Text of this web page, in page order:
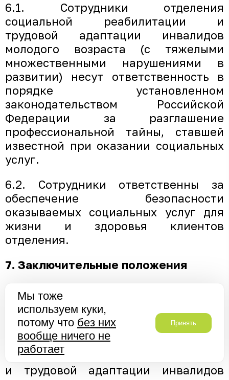
6.1. Сотрудники отделения
социальной реабилитации и
трудовой адаптации инвалидов
молодого возраста (с тяжелыми
множественными нарушениями в
развитии) несут ответственность в
порядке установленном
законодательством Российской
Федерации за разглашение
профессиональной тайны, ставшей
известной при оказании социальных
услуг.
6.2. Сотрудники ответственны за
обеспечение безопасности
оказываемых социальных услуг для
жизни и здоровья клиентов
отделения.
7. Заключительные положения
7.1. Изменения и дополнения в
настоящее Положение вносится
директором Центра.
7.2. Прекращение деятельности
отделения социальной реабилитации
и трудовой адаптации инвалидов
Мы тоже
используем куки,
потому что без них
вообще ничего не
работает
Принять